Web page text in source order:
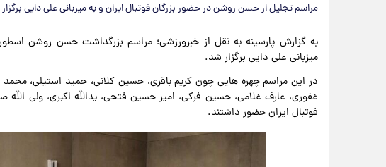
مراسم تجلیل از حسن روشن در حضور بزرگان فوتبال ایران و به میزبانی علی دایی
به گزارش پارسینه به نقل از خبرورزشی؛ مراسم بزرگداشت حسن روشن
میزبانی علی دایی برگزار شد.
در این مراسم چهره هایی چون کریم باقری، حسین کلانی، حمید استیلی، محمد
غفوری، عارف غلامی، حسین فرکی، امیر حسین فتحی، یدالله اکبری، ولی الله
فوتبال ایران حضور داشتند.